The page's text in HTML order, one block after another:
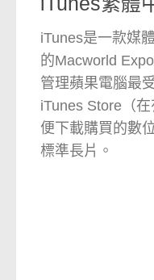
iTunes是一款媒
的Macworld
管理蘋果電腦最
iTunes Store（
便下載購買的數
標準長片。